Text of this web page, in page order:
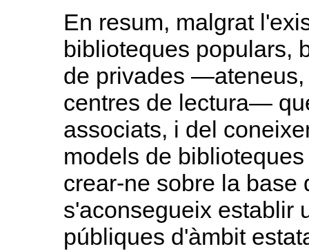
En resum, malgrat
biblioteques populars,
de privades
centres de lectura—
associats, i del
models de
crear-ne sobre la base
s'aconsegueix establir
públiques d'àmbit